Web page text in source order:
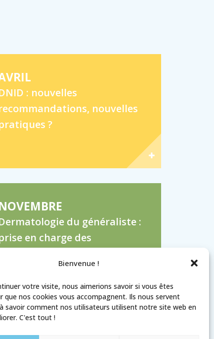
Bienvenue !
votre visite, nous aimerions savoir si vous êtes
que nos cookies vous accompagnent. Ils nous servent
savoir comment nos utilisateurs utilisent notre site web en
C'est tout !
: nouvelles
nouvelles
?
du généraliste :
en charge des
anti-acnéiques du généraliste)